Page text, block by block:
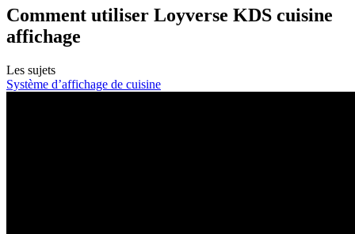
Comment utiliser Loyverse KDS cuisine
affichage
Les sujets
Système d’affichage de cuisine